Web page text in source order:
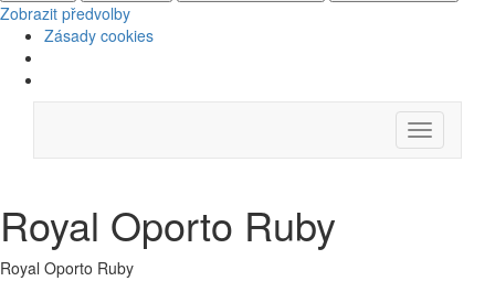
Zobrazit předvolby
Zásady cookies
content
Menu
Royal Oporto Ruby
Royal Oporto Ruby